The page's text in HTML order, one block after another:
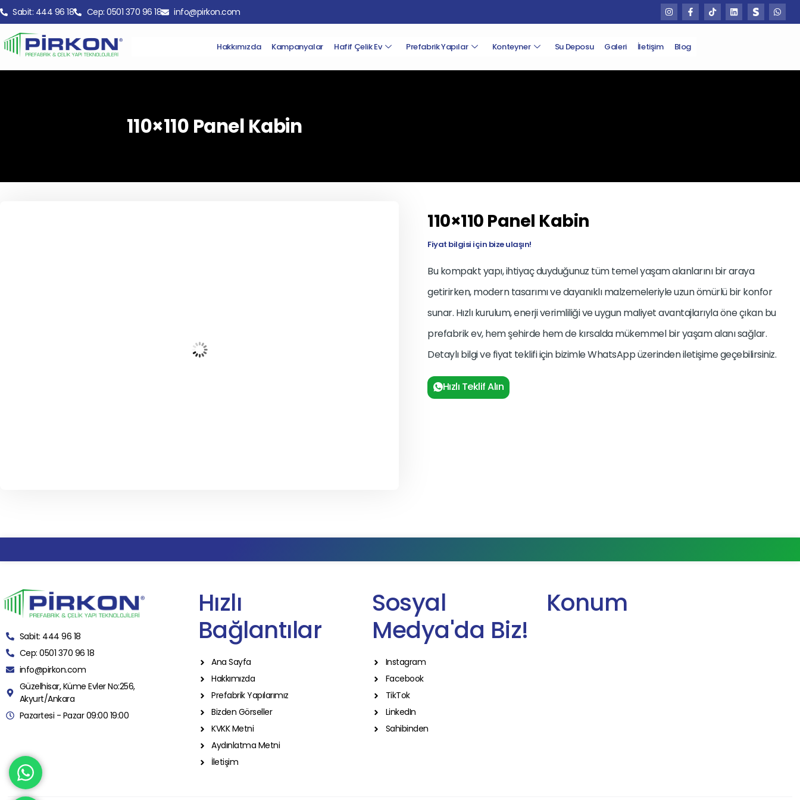
Sabit: 444 96 18 Cep: 0501 370 96 18 info@pirkon.com
Hakkımızda Kampanyalar Hafif Çelik Ev Prefabrik Yapılar Konteyner Su Deposu Galeri İletişim Blog
110×110 Panel Kabin
110×110 Panel Kabin
Fiyat bilgisi için bize ulaşın!
Bu kompakt yapı, ihtiyaç duyduğunuz tüm temel yaşam alanlarını bir araya
getirirken, modern tasarımı ve dayanıklı malzemeleriyle uzun ömürlü bir konfor
sunar. Hızlı kurulum, enerji verimliliği ve uygun maliyet avantajlarıyla öne çıkan bu
prefabrik ev, hem şehirde hem de kırsalda mükemmel bir yaşam alanı sağlar.
Detaylı bilgi ve fiyat teklifi için bizimle WhatsApp üzerinden iletişime geçebilirsiniz.
Hızlı Teklif Alın
Sabit: 444 96 18
Cep: 0501 370 96 18
info@pirkon.com
Güzelhisar, Küme Evler No:256,
Akyurt/Ankara
Pazartesi - Pazar 09:00 19:00
Hızlı
Bağlantılar
Ana Sayfa
Hakkımızda
Prefabrik Yapılarımız
Bizden Görseller
KVKK Metni
Aydınlatma Metni
İletişim
Sosyal
Medya'da Biz!
Instagram
Facebook
TikTok
LinkedIn
Sahibinden
Konum